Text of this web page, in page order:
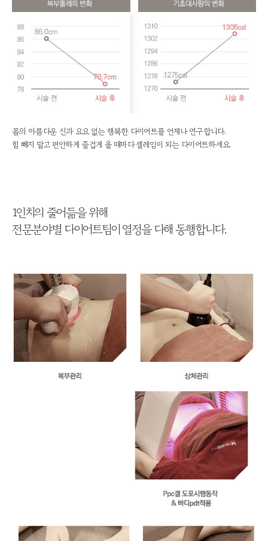
몸의 아름다운 선과 요요 없는 행복한 다이어트를 언제나 연구합니다.
힘 빼지 말고 편안하게 즐겁게 올 때마다 셀레임이 되는 다이어트하세요.
1인치의 줄어듦을 위해
전문분야별 다이어트팀이 열정을 다해 동행합니다.